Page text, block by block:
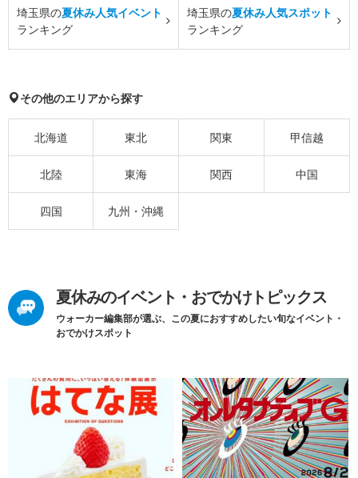
埼玉県の夏休み人気イベント
ランキング
埼玉県の夏休み人気スポット
ランキング
その他のエリアから探す
北海道 東北 関東 甲信越
北陸 東海 関西 中国
四国 九州・沖縄
夏休みのイベント・おでかけトピックス
ウォーカー編集部が選ぶ、この夏におすすめしたい旬なイベント・
おでかけスポット